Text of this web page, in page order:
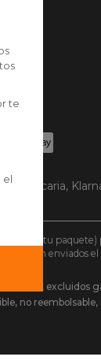
bancaria,
de tu
h son enviados
de 80 €,
no